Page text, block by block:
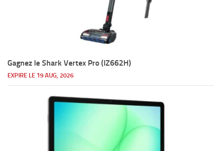
Gagnez le Shark Vertex Pro (IZ662H)
EXPIRE LE 19 AUG, 2026